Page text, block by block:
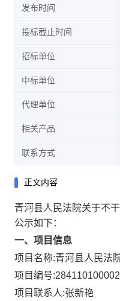
发布时间
投标截止时间
招标单位
中标单位
代理单位
相关产品
联系方式
正文内容
青河县人民法院关于不
公示如下：
一、项目信息
项目名称:青河县人民法
项目编号:
项目联系人:张新艳